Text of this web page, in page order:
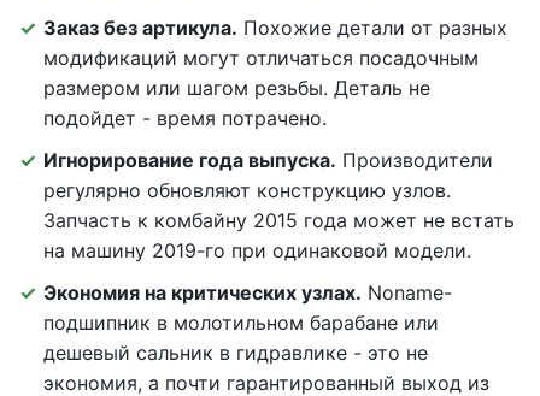
Заказ без артикула. Похожие детали от разных
модификаций могут отличаться посадочным
размером или шагом резьбы. Деталь не
подойдет - время потрачено.
Игнорирование года выпуска. Производители
регулярно обновляют конструкцию узлов.
Запчасть к комбайну 2015 года может не встать
на машину 2019-го при одинаковой модели.
Экономия на критических узлах. Noname-
подшипник в молотильном барабане или
дешевый сальник в гидравлике - это не
экономия, а почти гарантированный выход из